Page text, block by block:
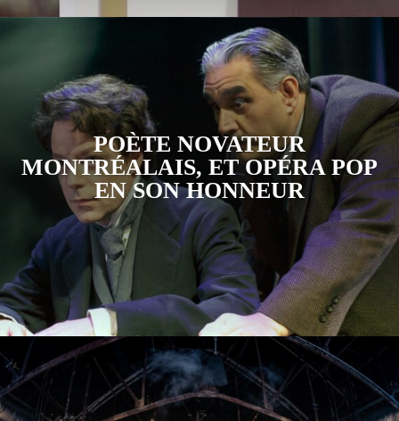
POÈTE NOVATEUR
MONTRÉALAIS, ET OPÉRA POP
EN SON HONNEUR